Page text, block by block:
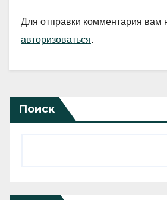
Для отправки комментария вам
авторизоваться.
Поиск